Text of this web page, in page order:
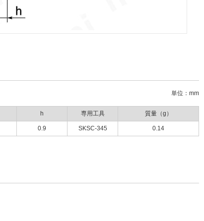
単位：mm
h 専用工具 質量（g）
0.9 SKSC-345 0.14